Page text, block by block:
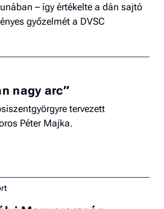
– így értékelte a dán sajtó
győzelmét a DVSC
nagy arc”
tervezett
Péter Majka.